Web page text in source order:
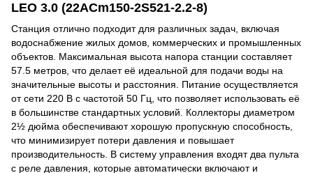
LEO 3.0 (22ACm150-2S521-2.2-8)
Станция отлично подходит для различных задач, включая
водоснабжение жилых домов, коммерческих и промышленных
объектов. Максимальная высота напора станции составляет
57.5 метров, что делает её идеальной для подачи воды на
значительные высоты и расстояния. Питание осуществляется
от сети 220 В с частотой 50 Гц, что позволяет использовать её
в большинстве стандартных условий. Коллекторы диаметром
2½ дюйма обеспечивают хорошую пропускную способность,
что минимизирует потери давления и повышает
производительность. В систему управления входят два пульта
с реле давления, которые автоматически включают и